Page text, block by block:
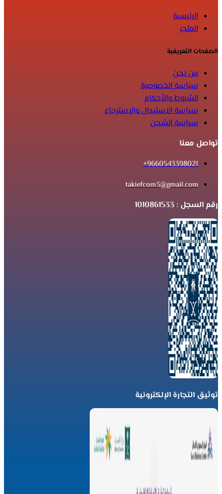
الرئيسية
المتجر
الصفحات التعريفية
من نحن
سياسة الخصوصية
الشروط والأحكام
سياسة الاستبدال والإسترجاع
سياسة الشحن
تواصل معنا
9660543398021+
takiefcom3@gmail.com
رقم السجل : 1010861533
توثيق التجارة الإلكترونية